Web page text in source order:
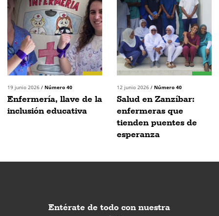
19 junio 2026 / Número 40
Enfermería, llave de la
inclusión educativa
12 junio 2026 / Número 40
Salud en Zanzíbar:
enfermeras que
tienden puentes de
esperanza
Entérate de todo con nuestra